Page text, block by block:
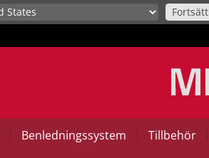
Fortsätt
| Benledningssystem | Tillbehör |